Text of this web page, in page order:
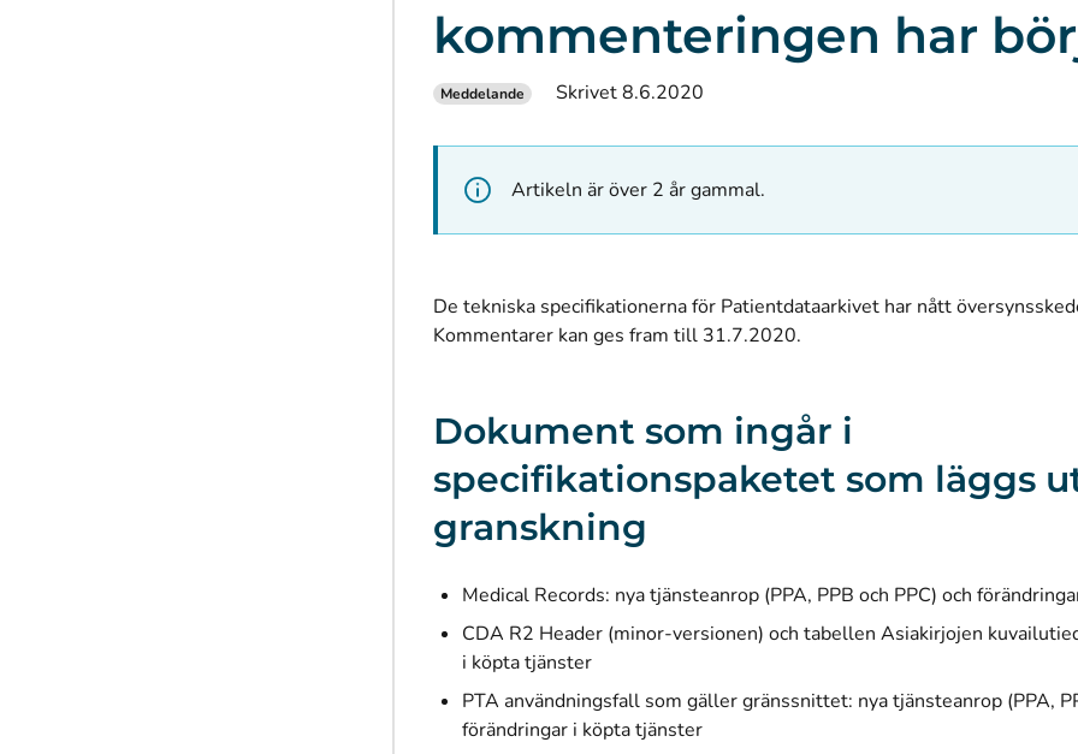
kommenteringen har
Meddelande Skrivet 8.6.2020
Artikeln är över 2 år gammal.
De tekniska specifikationerna för Patientdataarkivet har nått
Kommentarer kan ges fram till 31.7.2020.
Dokument som ingår i
specifikationspaketet som läggs
granskning
Medical Records: nya tjänsteanrop (PPA, PPB och PPC) och
CDA R2 Header (minor-versionen) och tabellen Asiakirjojen
i köpta tjänster
PTA användningsfall som gäller gränssnittet: nya tjänsteanrop (PPA,
förändringar i köpta tjänster